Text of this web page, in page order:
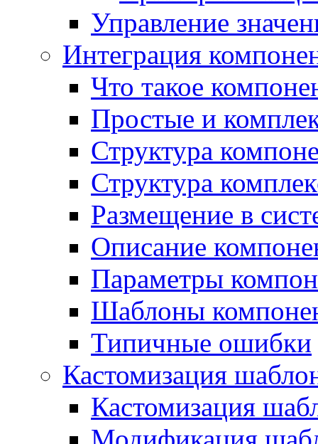
Управление
Интеграция
Что такое
Простые и
Структура
Структура
Размещение в
Описание
Параметры
Шаблоны
Типичные ошибки
Кастомизация
Кастомизация